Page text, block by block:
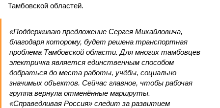
Тамбовской областей.
«Поддерживаю предложение Сергея Михайловича,
благодаря которому, будет решена транспортная
проблема Тамбовской области. Для многих тамбовцев
электричка является единственным способом
добраться до места работы, учёбы, социально
значимых объектов. Сейчас главное, чтобы рабочая
группа вернула отменённые маршруты.
«Справедливая Россия» следит за развитием